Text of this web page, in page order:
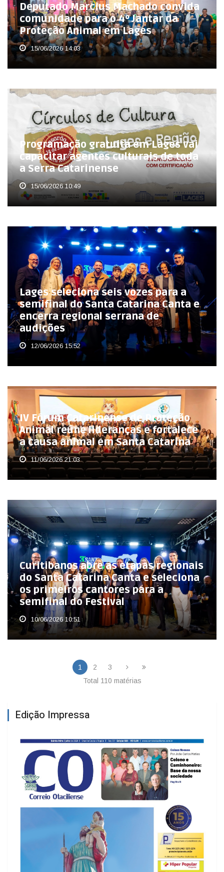
Deputado Marcius Machado convida
comunidade para o 4º Jantar da
Proteção Animal em Lages
15/06/2026 14:03
Programação gratuita em Lages vai
capacitar agentes culturais de toda
a Serra Catarinense
15/06/2026 10:49
Lages seleciona seis vozes para a
semifinal do Santa Catarina Canta e
encerra regional serrana de
audições
12/06/2026 15:52
IV Fórum Catarinense de Proteção
Animal reúne lideranças e fortalece
a causa animal em Santa Catarina
11/06/2026 21:03
Curitibanos abre as etapas regionais
do Santa Catarina Canta e seleciona
os primeiros cantores para a
semifinal do Festival
10/06/2026 10:51
1 2
3
Total 110 matérias
Edição Impressa